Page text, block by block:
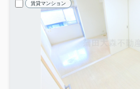
賃貸マンション